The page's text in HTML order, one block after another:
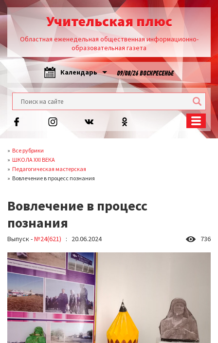
Учительская плюс
Областная еженедельная общественная информационно-
образовательная газета
Календарь 09/08/26 ВОСКРЕСЕНЬЕ
Все рубрики
ШКОЛА XXI ВЕКА
Педагогическая мастерская
Вовлечение в процесс познания
Вовлечение в процесс
познания
Выпуск -№24(621) : 20.06.2024 736